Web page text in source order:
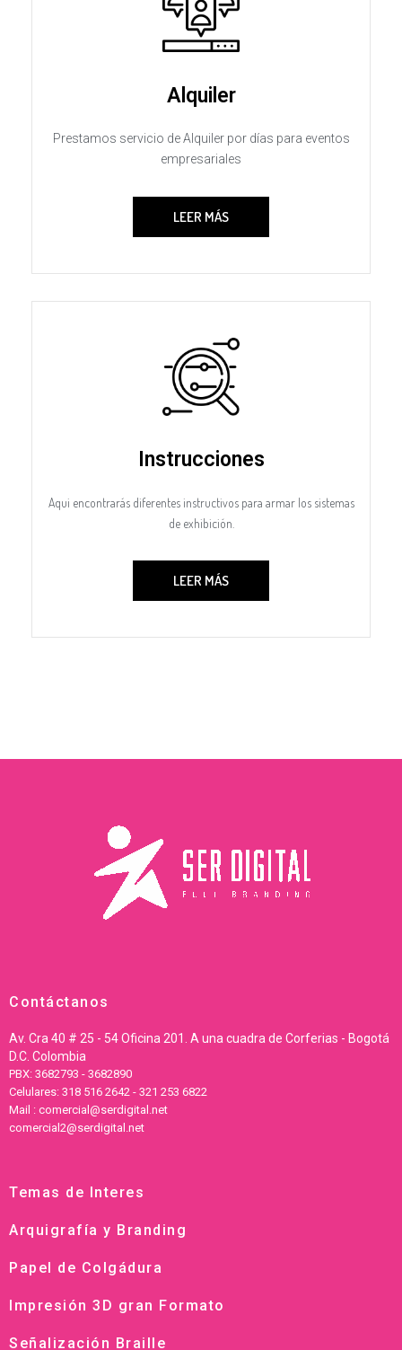
Alquiler
Prestamos servicio de Alquiler por días para eventos
empresariales
LEER MÁS
Instrucciones
Aqui encontrarás diferentes instructivos para armar los sistemas
de exhibición.
LEER MÁS
Contáctanos
Av. Cra 40 # 25 - 54 Oficina 201. A una cuadra de Corferias - Bogotá
D.C. Colombia
PBX: 3682793 - 3682890
Celulares: 318 516 2642 - 321 253 6822
Mail : comercial@serdigital.net
comercial2@serdigital.net
Temas de Interes
Arquigrafía y Branding
Papel de Colgádura
Impresión 3D gran Formato
Señalización Braille